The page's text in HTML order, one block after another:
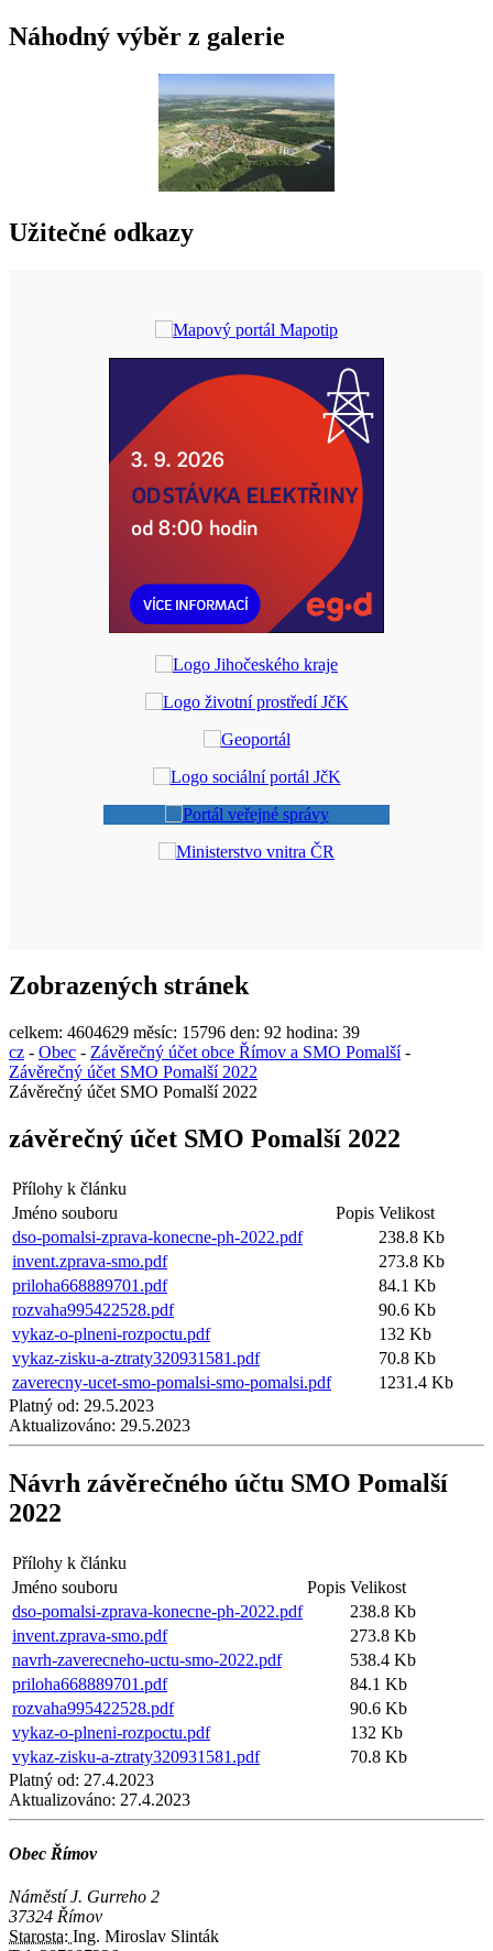
Náhodný výběr z galerie
Užitečné odkazy
Zobrazených stránek
celkem: 4604629 měsíc: 15796 den: 92 hodina: 39
cz - Obec - Závěrečný účet obce Římov a SMO Pomalší-
Závěrečný účet SMO Pomalší 2022
Závěrečný účet SMO Pomalší 2022
závěrečný účet SMO Pomalší 2022
Přílohy k článku
Jméno souboru
Popis Velikost
dso-pomalsi-zprava-konecne-ph-2022.pdf
238.8 Kb
invent.zprava-smo.pdf
273.8 Kb
priloha668889701.pdf
84.1 Kb
rozvaha995422528.pdf
90.6 Kb
vykaz-o-plneni-rozpoctu.pdf
132 Kb
vykaz-zisku-a-ztraty320931581.pdf
70.8 Kb
zaverecny-ucet-smo-pomalsi-smo-pomalsi.pdf
1231.4 Kb
Platný od: 29.5.2023
Aktualizováno: 29.5.2023
Návrh závěrečného účtu SMO Pomalší
2022
Přílohy k článku
Jméno souboru
Popis Velikost
dso-pomalsi-zprava-konecne-ph-2022.pdf
238.8 Kb
invent.zprava-smo.pdf
273.8 Kb
navrh-zaverecneho-uctu-smo-2022.pdf
538.4 Kb
priloha668889701.pdf
84.1 Kb
rozvaha995422528.pdf
90.6 Kb
vykaz-o-plneni-rozpoctu.pdf
132 Kb
vykaz-zisku-a-ztraty320931581.pdf
70.8 Kb
Platný od: 27.4.2023
Aktualizováno: 27.4.2023
Obec Římov
Náměstí J. Gurreho 2
37324 Římov
Starosta: Ing. Miroslav Slinták